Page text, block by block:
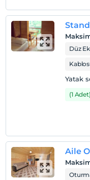
Çocuklar
2 yaşına kadar olan
Her bir oda için 3
Düz
Yatak
(1
Aile